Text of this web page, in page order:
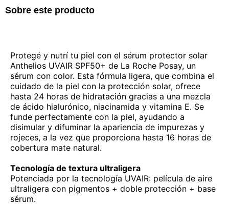
Sobre este producto
Protegé y nutrí tu piel con el sérum protector solar
Anthelios UVAIR SPF50+ de La Roche Posay, un
sérum con color. Esta fórmula ligera, que combina el
cuidado de la piel con la protección solar, ofrece
hasta 24 horas de hidratación gracias a una mezcla
de ácido hialurónico, niacinamida y vitamina E. Se
funde perfectamente con la piel, ayudando a
disimular y difuminar la apariencia de impurezas y
rojeces, a la vez que proporciona hasta 16 horas de
cobertura mate natural.
Tecnología de textura ultraligera
Potenciada por la tecnología UVAIR: película de aire
ultraligera con pigmentos + doble protección + base
sérum.